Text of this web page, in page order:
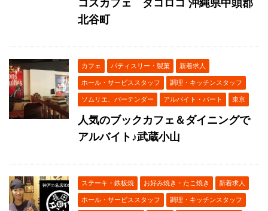
コスカフェ タコロコ 沖縄県中頭郡
北谷町
カフェ パティスリー・製菓 新着求人
ホール・サービススタッフ 調理・キッチンスタッフ
ソムリエ、バーテンダー アルバイト・パート 東京
人気のブックカフェ＆ダイニングで
アルバイト♪武蔵小山
ステーキ・鉄板焼 お好み焼き・たこ焼き 新着求人
ホール・サービススタッフ 調理・キッチンスタッフ